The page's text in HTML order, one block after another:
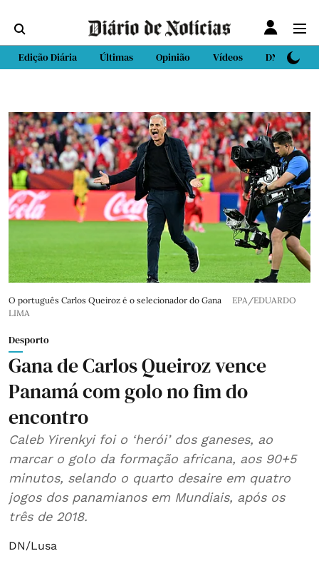
Edição Diária Últimas Opinião Vídeos DN Sport
O português Carlos Queiroz é o selecionador do Gana
EPA/EDUARDO
LIMA
Desporto
Gana de Carlos Queiroz vence
Panamá com golo no fim do
encontro
Caleb Yirenkyi foi o ‘herói’ dos ganeses, ao
marcar o golo da formação africana, aos 90+5
minutos, selando o quarto desaire em quatro
jogos dos panamianos em Mundiais, após os
três de 2018.
DN/Lusa